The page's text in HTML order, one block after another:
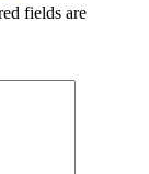
fields are